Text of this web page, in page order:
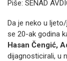
Piše: SENAD
Da je neko u
se 20-ak godina
Hasan Čengić,
dijagnosticirali, u